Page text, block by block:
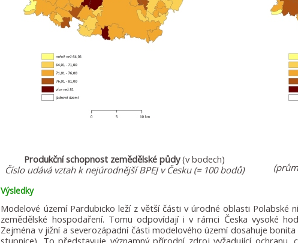
Produkční schopnost zemědělské půdy(v bodech)
Číslo udává vztah k nejúrodnější BPEJ v Česku (= 100 bodů)
Výsledky
Modelové území Pardubicko leží z větší části v úrodné oblasti Polabské
zemědělské hospodaření. Tomu odpovídají i v rámci Česka vysoké
Zejména v jižní a severozápadní části modelového území dosahuje
stupnice). To představuje významný přírodní zdroj vyžadující ochranu,